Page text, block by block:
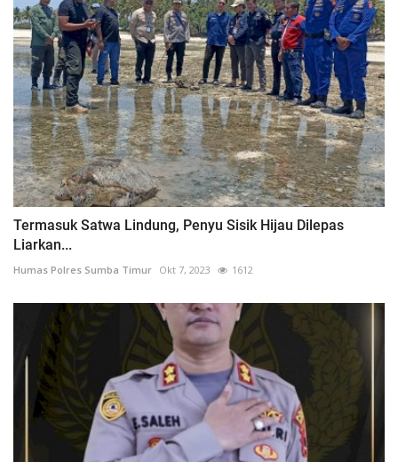
Termasuk Satwa Lindung, Penyu Sisik Hijau Dilepas
Liarkan...
Humas Polres Sumba Timur Okt 7, 2023 1612